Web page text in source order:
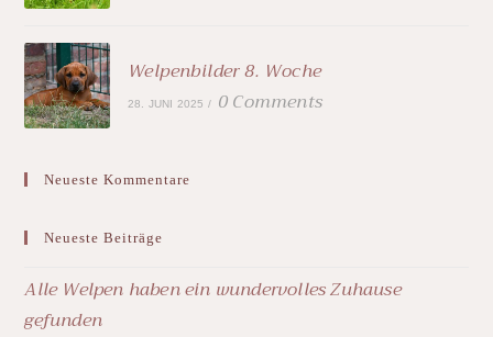
Welpenbilder 8. Woche
28. JUNI 2025 / 0 Comments
Neueste Kommentare
Neueste Beiträge
Alle Welpen haben ein wundervolles Zuhause
gefunden